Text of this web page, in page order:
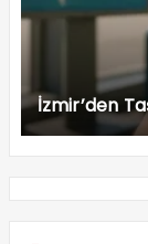
İzmir’den